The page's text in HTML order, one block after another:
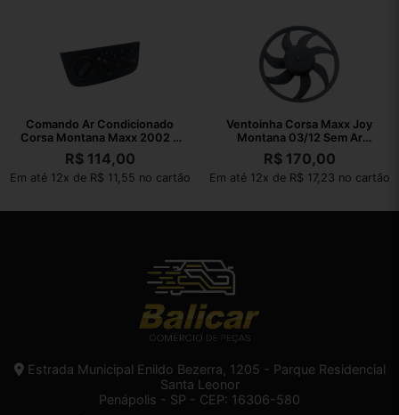
Comando Ar Condicionado
Corsa Montana Maxx 2002 a
2012
R$114,00
Em até 12x de R$ 11,55 no cartão
Ventoinha Corsa Maxx Joy
Montana 03/12 Sem Ar
Condicionado
R$170,00
Em até 12x de R$ 17,23 no cartão
Estrada Municipal Enildo Bezerra, 1205 - Parque Residencial
Santa Leonor
Penápolis - SP - CEP: 16306-580